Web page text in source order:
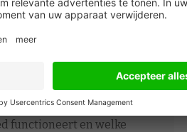
maanden voor dezelfde
verlof, re-integratie,
functioneert en welke